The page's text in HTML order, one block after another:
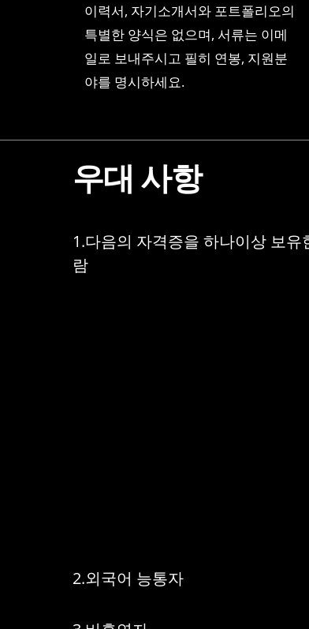
이력서, 자기소개서와 포트폴리오의
특별한 양식은 없으며, 서류는 이메
일로 보내주시고 필히 연봉, 지원분
야를 명시하세요.
우대 사항
1.다음의 자격증을 하나이상 보유
람
2.외국어 능통자